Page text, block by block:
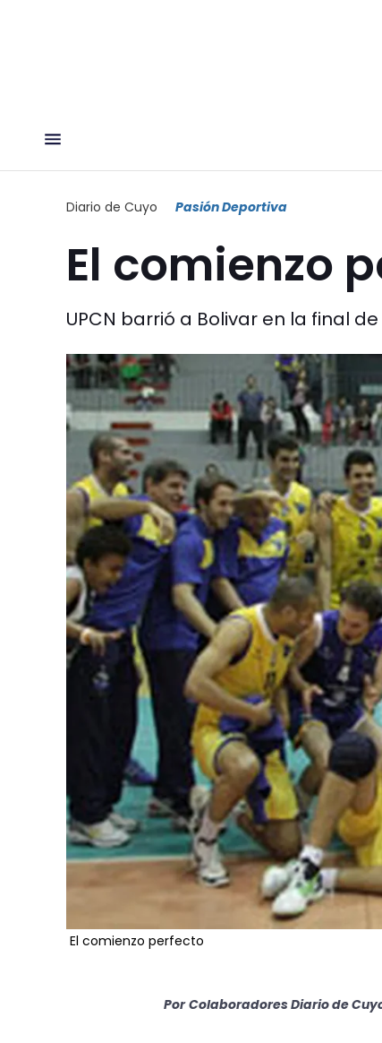
Diario de Cuyo Pasión Deportiva
El comienzo
UPCN barrió a Bolivar en la final
El comienzo perfecto
Por Colaboradores Diario de